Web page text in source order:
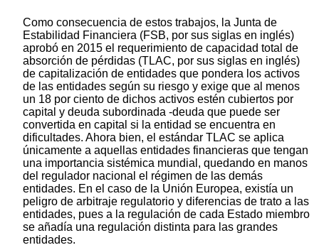
Como consecuencia de estos trabajos, la Junta de
Estabilidad Financiera (FSB, por sus siglas en inglés)
aprobó en 2015 el requerimiento de capacidad total de
absorción de pérdidas (TLAC, por sus siglas en inglés)
de capitalización de entidades que pondera los activos
de las entidades según su riesgo y exige que al menos
un 18 por ciento de dichos activos estén cubiertos por
capital y deuda subordinada -deuda que puede ser
convertida en capital si la entidad se encuentra en
dificultades. Ahora bien, el estándar TLAC se aplica
únicamente a aquellas entidades financieras que tengan
una importancia sistémica mundial, quedando en manos
del regulador nacional el régimen de las demás
entidades. En el caso de la Unión Europea, existía un
peligro de arbitraje regulatorio y diferencias de trato a las
entidades, pues a la regulación de cada Estado miembro
se añadía una regulación distinta para las grandes
entidades.